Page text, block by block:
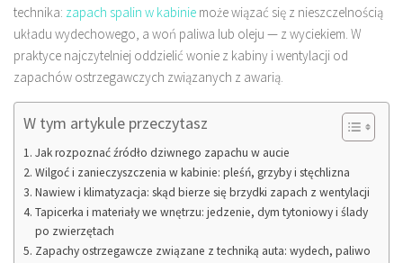
technika: zapach spalin w kabinie może wiązać się z nieszczelnością
układu wydechowego, a woń paliwa lub oleju — z wyciekiem. W
praktyce najczytelniej oddzielić wonie z kabiny i wentylacji od
zapachów ostrzegawczych związanych z awarią.
W tym artykule przeczytasz
Jak rozpoznać źródło dziwnego zapachu w aucie
Wilgoć i zanieczyszczenia w kabinie: pleśń, grzyby i stęchlizna
Nawiew i klimatyzacja: skąd bierze się brzydki zapach z wentylacji
Tapicerka i materiały we wnętrzu: jedzenie, dym tytoniowy i ślady
po zwierzętach
Zapachy ostrzegawcze związane z techniką auta: wydech, paliwo